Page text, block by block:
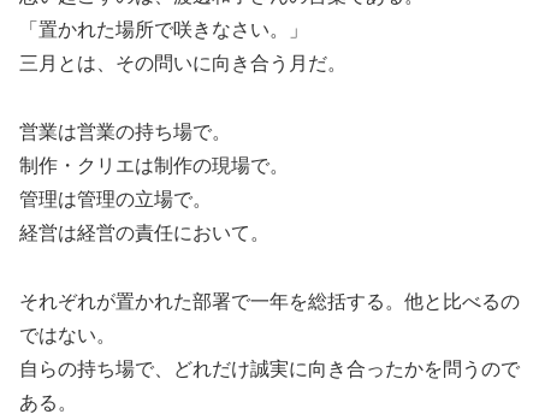
「置かれた場所で咲きなさい。」
三月とは、その問いに向き合う月だ。
営業は営業の持ち場で。
制作・クリエは制作の現場で。
管理は管理の立場で。
経営は経営の責任において。
それぞれが置かれた部署で一年を総括する。他と比べるの
ではない。
自らの持ち場で、どれだけ誠実に向き合ったかを問うので
ある。